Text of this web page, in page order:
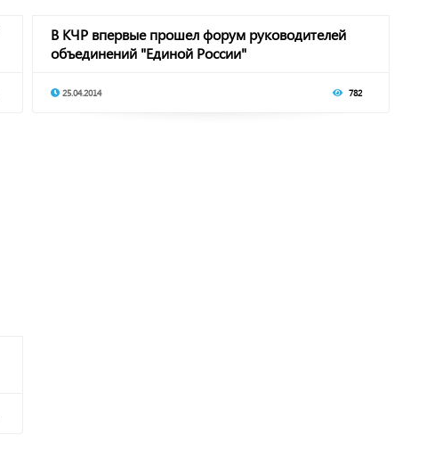
В КЧР впервые прошел форум руководителей
объединений "Единой России"
25.04.2014 782